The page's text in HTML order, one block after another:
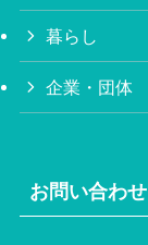
暮らし
企業・団体
お問い合わせ